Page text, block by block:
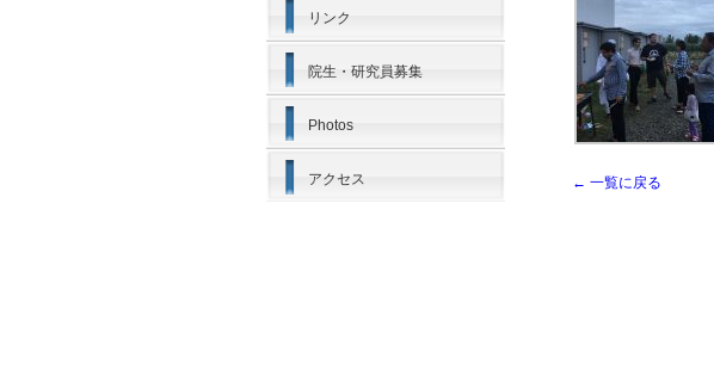
リンク
院生・研究員募集
Photos
アクセス ← 一覧に戻る